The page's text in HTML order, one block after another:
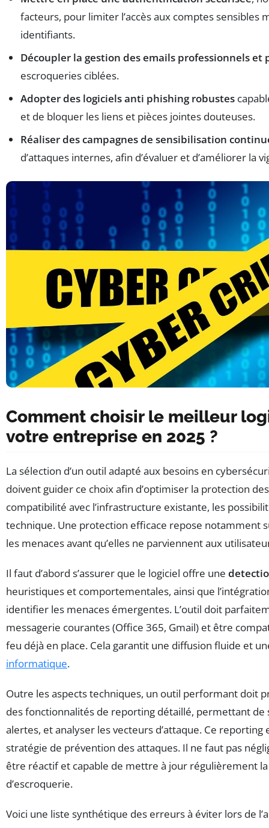
facteurs, pour limiter l’accès aux comptes sensibles
identifiants.
Découpler la gestion des emails professionnels et
escroqueries ciblées.
Adopter des logiciels anti phishing robustes
et de bloquer les liens et pièces jointes douteuses.
Réaliser des campagnes de sensibilisation
d’attaques internes, afin d’évaluer et d’améliorer la
Comment choisir le meilleur
votre entreprise en 2025 ?
La sélection d’un outil adapté aux besoins en
doivent guider ce choix afin d’optimiser la protection
compatibilité avec l’infrastructure existante, les
technique. Une protection efficace repose notamment
les menaces avant qu’elles ne parviennent aux
Il faut d’abord s’assurer que le logiciel offre une
heuristiques et comportementales, ainsi que
identifier les menaces émergentes. L’outil doit
messagerie courantes (Office 365, Gmail) et être
feu déjà en place. Cela garantit une diffusion fluide et
informatique.
Outre les aspects techniques, un outil performant doit
des fonctionnalités de reporting détaillé, permettant de
alertes, et analyser les vecteurs d’attaque. Ce
stratégie de prévention des attaques. Il ne faut pas
être réactif et capable de mettre à jour régulièrement
d’escroquerie.
Voici une liste synthétique des erreurs à éviter lors de